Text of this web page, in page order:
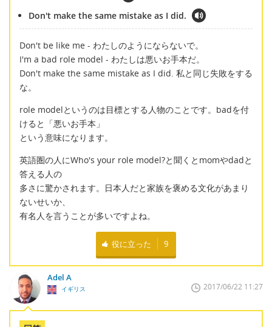
Don't make the same mistake as I did.
Don't be like me - わたしのようにならないで。
I'm a bad role model - わたしは悪いお手本だ。
Don't make the same mistake as I did. 私と同じ失敗をする
な。
role modelというのは目標とする人物のことです。badを付
けると「悪いお手本」
という意味になります。
英語圏の人にWho's your role model?と聞くとmomやdadと
答える人の
多さに驚かされます。日本人だと家族を褒める文化があまり
ないせいか、
有名人を言うことが多いですよね。
役に立った 9
Adel A
イギリス 2017/06/22 11:27